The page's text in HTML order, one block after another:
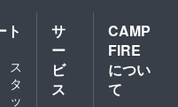
ご予約
は21年3
月頃よ
り受付
を開始
させて
いただ
ン
(12/24-
1/10、
5/7、
8/1-31)
は利用
ト
ス
タ
ッ
サ
ー
ビ
ス
CAMP
FIRE
につい
て